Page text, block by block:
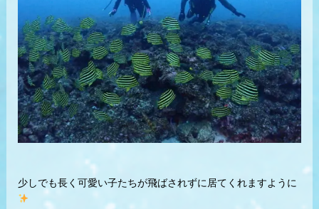
少しでも長く可愛い子たちが飛ばされずに居てくれますように